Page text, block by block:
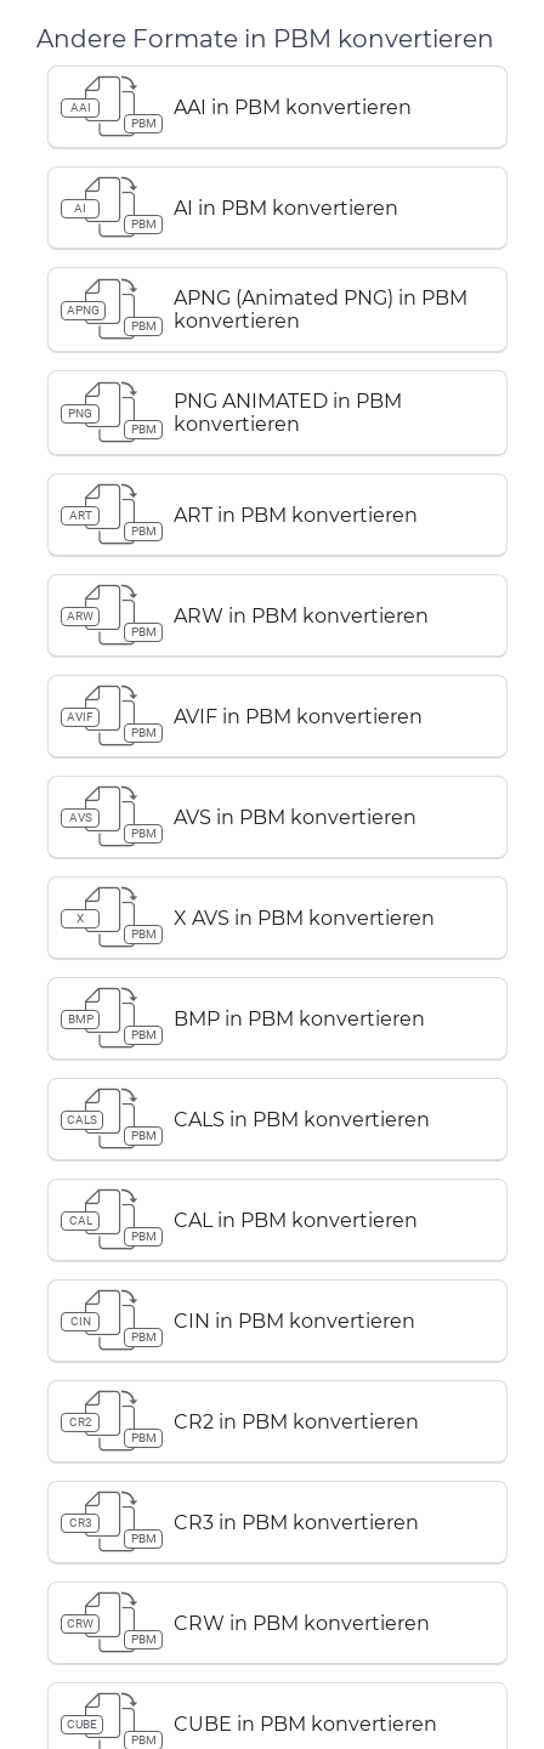
Andere Formate in PBM konvertieren
AAI
PBM
AAI in PBM konvertieren
AI
PBM
AI in PBM konvertieren
APNG
PBM
APNG (Animated PNG) in PBM
konvertieren
PNG
PBM
PNG ANIMATED in PBM
konvertieren
ART
PBM
ART in PBM konvertieren
ARW
PBM
ARW in PBM konvertieren
AVIF
PBM
AVIF in PBM konvertieren
AVS
PBM
AVS in PBM konvertieren
X
PBM
X AVS in PBM konvertieren
BMP
PBM
BMP in PBM konvertieren
CALS
PBM
CALS in PBM konvertieren
CAL
PBM
CAL in PBM konvertieren
CIN
PBM
CIN in PBM konvertieren
CR2
PBM
CR2 in PBM konvertieren
CR3
PBM
CR3 in PBM konvertieren
CRW
PBM
CRW in PBM konvertieren
CUBE
PBM
CUBE in PBM konvertieren